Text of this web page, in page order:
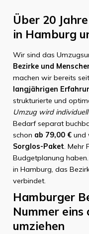
Über 20
in Hamburg
Wir sind das
Bezirke und
machen wir bereits
langjährigen
strukturierte und
Umzug wird
Bedarf separat
schon ab 79,00 € und
Sorglos-Paket. Mehr
Budgetplanung
in Hamburg, das
verbindet.
Hamburger
Nummer eins
umziehen